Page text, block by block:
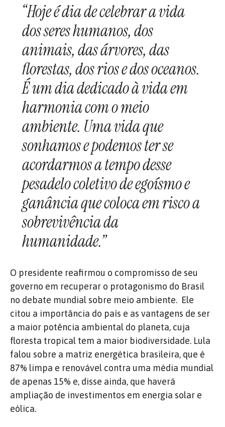
“Hoje é dia de celebrar a vida
dos seres humanos, dos
animais, das árvores, das
florestas, dos rios e dos oceanos.
É um dia dedicado à vida em
harmonia com o meio
ambiente. Uma vida que
sonhamos e podemos ter se
acordarmos a tempo desse
pesadelo coletivo de egoísmo e
ganância que coloca em risco a
sobrevivência da
humanidade.”
O presidente reafirmou o compromisso de seu
governo em recuperar o protagonismo do Brasil
no debate mundial sobre meio ambiente. Ele
citou a importância do país e as vantagens de ser
a maior potência ambiental do planeta, cuja
floresta tropical tem a maior biodiversidade. Lula
falou sobre a matriz energética brasileira, que é
87% limpa e renovável contra uma média mundial
de apenas 15% e, disse ainda, que haverá
ampliação de investimentos em energia solar e
eólica.